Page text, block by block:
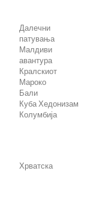
Далечни
патувања
Малдиви
авантура
Кралскиот
Мароко
Бали
Куба Хедонизам
Колумбија
Хрватска